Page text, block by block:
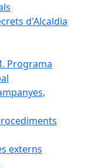
d'Alcaldia
Programa
externs